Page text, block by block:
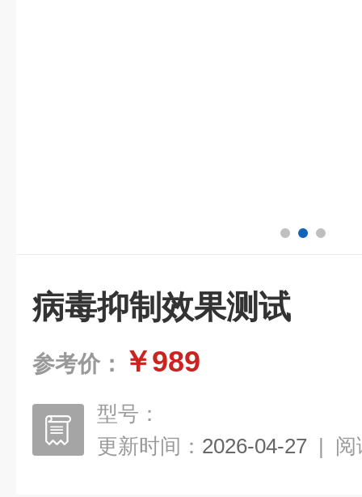
病毒抑制效果测试
参考价： ￥989
型号：
更新时间： 2026-04-27 | 阅